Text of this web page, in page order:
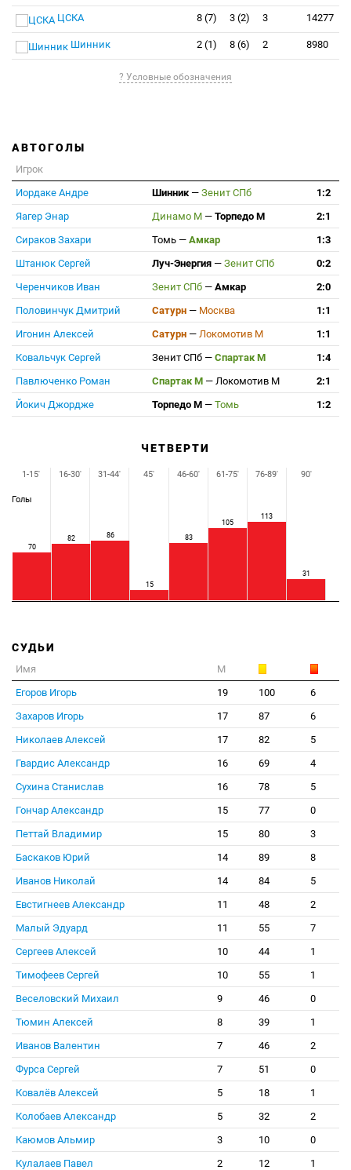
ЦСКА 8 (7) 3 (2) 3 14277
Шинник 2 (1) 8 (6) 2 8980
? Условные обозначения
АВТОГОЛЫ
Игрок
Иордаке Андре
Шинник — Зенит СПб
1:2
Яагер Энар
Динамо М — Торпедо М
2:1
Сираков Захари
Томь — Амкар
1:3
Штанюк Сергей
Луч-Энергия — Зенит СПб
0:2
Черенчиков Иван
Зенит СПб — Амкар
2:0
Половинчук Дмитрий
Сатурн — Москва
1:1
Игонин Алексей
Сатурн — Локомотив М
1:1
Ковальчук Сергей
Зенит СПб — Спартак М
1:4
Павлюченко Роман
Спартак М — Локомотив М
2:1
Йокич Джордже
Торпедо М — Томь 1:2
ЧЕТВЕРТИ
Голы
70
82 86
15
83
105
113
31
1-15' 16-30' 31-44' 45' 46-60' 61-75' 76-89' 90'
СУДЬИ
Имя
М
Егоров Игорь
19 100
6
Захаров Игорь
17 87
6
Николаев Алексей
17 82
5
Гвардис Александр
16 69
4
Сухина Станислав
16 78
5
Гончар Александр
15 77
0
Петтай Владимир
15 80
3
Баскаков Юрий
14 89
8
Иванов Николай
14 84
5
Евстигнеев Александр
11 48
2
Малый Эдуард
11 55
7
Сергеев Алексей
10 44
1
Тимофеев Сергей
10 55
1
Веселовский Михаил
9 46
0
Тюмин Алексей
8 39
1
Иванов Валентин
7 46
2
Фурса Сергей
7 51
0
Ковалёв Алексей
5 18
1
Колобаев Александр
5 32
2
Каюмов Альмир
3 10
0
Кулалаев Павел
2 12
1